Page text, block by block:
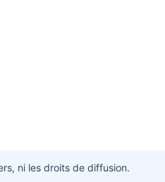
ni les droits de diffusion.